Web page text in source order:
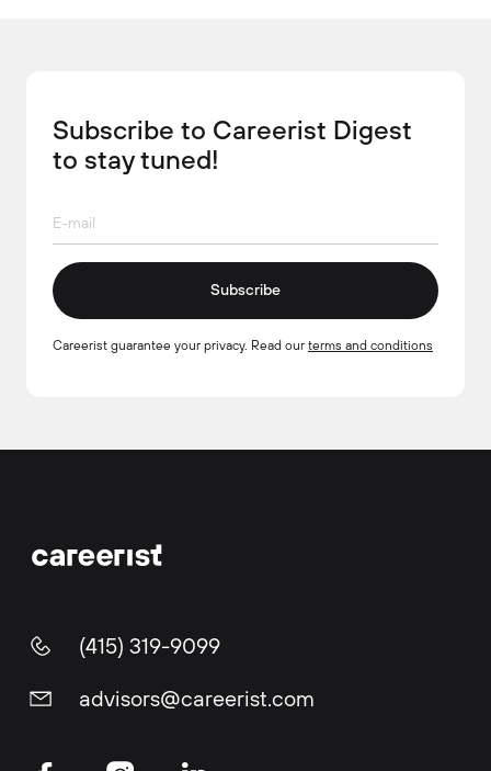
Subscribe to Careerist Digest
to stay tuned!
Subscribe
Careerist guarantee your privacy. Read our terms and conditions
(415) 319-9099
advisors@careerist.com